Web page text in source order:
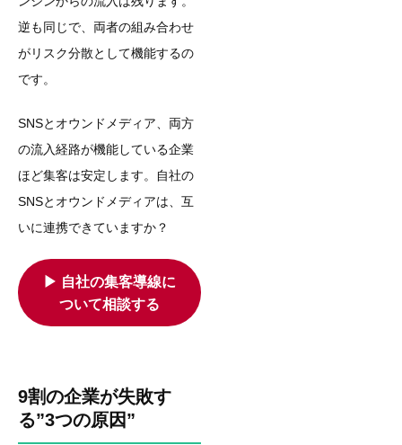
逆も同じで、両者の組み合わせ
がリスク分散として機能するの
です。
SNSとオウンドメディア、両方
の流入経路が機能している企業
ほど集客は安定します。自社の
SNSとオウンドメディアは、互
いに連携できていますか？
▶︎ 自社の集客導線に
ついて相談する
9割の企業が失敗す
る”3つの原因”